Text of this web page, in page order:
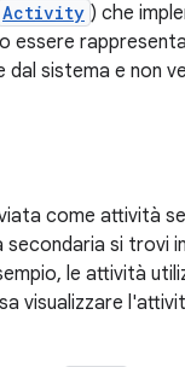
Activity ) che
essere
sistema e non
come attività
si trovi
le attività
visualizzare